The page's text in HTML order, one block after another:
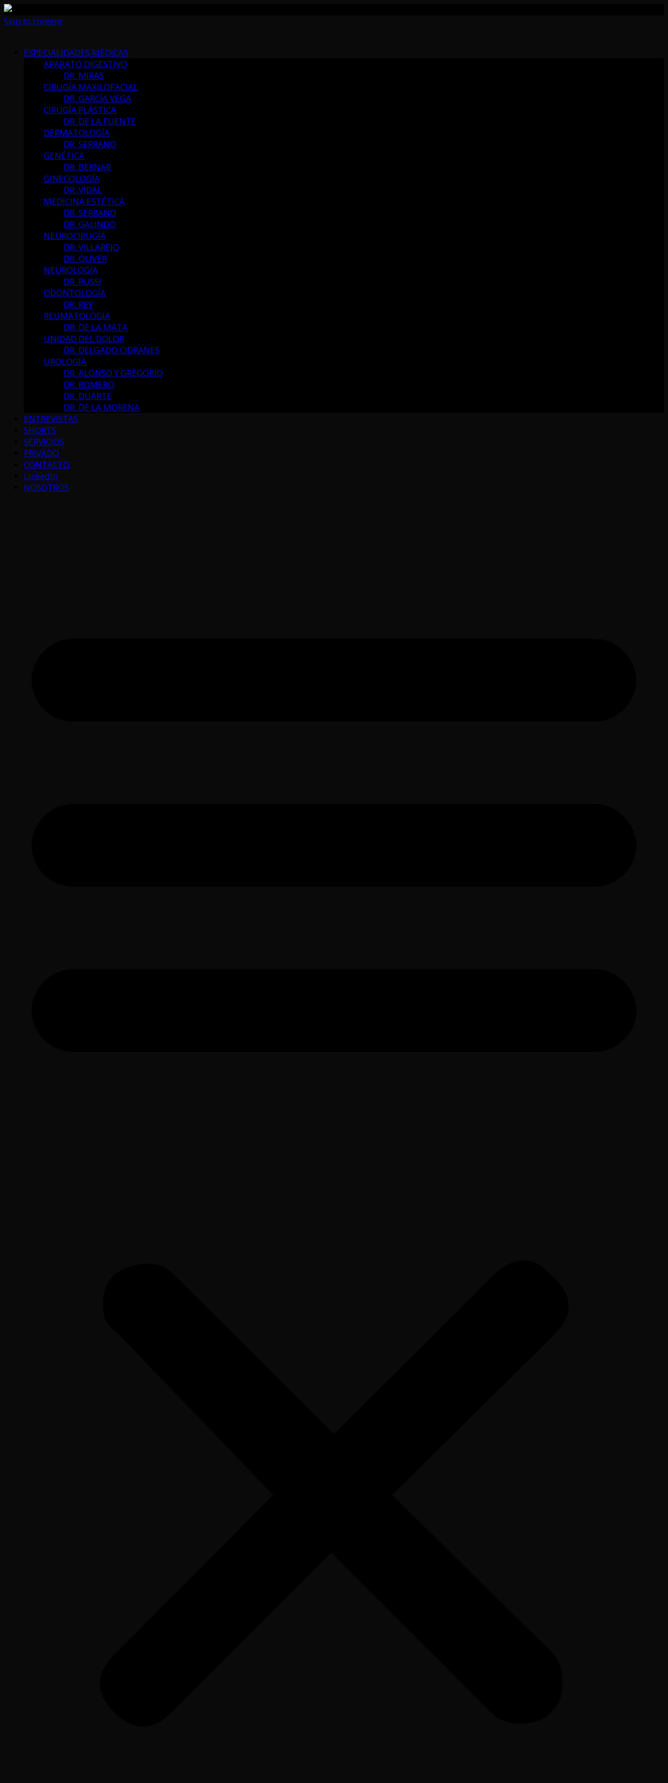
Skip to content
ESPECIALIDADES MÉDICAS
APARATO DIGESTIVO
DR. MIRAS
CIRUGÍA MAXILOFACIAL
DR. GARCÍA VEGA
CIRUGÍA PLÁSTICA
DR. DE LA FUENTE
DERMATOLOGÍA
DR. SERRANO
GENÉTICA
DR. BERNAR
GINECOLOGÍA
DR. VIDAL
MEDICINA ESTÉTICA
DR. SERRANO
DR. GALINDO
NEUROCIRUGÍA
DR. VILLAREJO
DR. OLIVER
NEUROLOGÍA
DR. RUSSI
ODONTOLOGÍA
DR. REY
REUMATOLOGÍA
DR. DE LA MATA
UNIDAD DEL DOLOR
DR. DELGADO CIDRANES
UROLOGÍA
DR. ALONSO Y GREGORIO
DR. ROMERO
DR. DUARTE
DR. DE LA MORENA
ENTREVISTAS
SHORTS
SERVICIOS
PRIVADO
CONTACTO
LinkedIn
NOSOTROS